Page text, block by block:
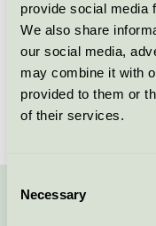
provide social media
We also share
our social media,
may combine it with
provided to them or
of their services.
Selection
Necessary
Licensnummer
Varumärke
Licensnummer